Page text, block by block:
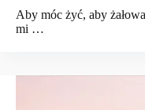
Aby móc żyć, aby
mi …